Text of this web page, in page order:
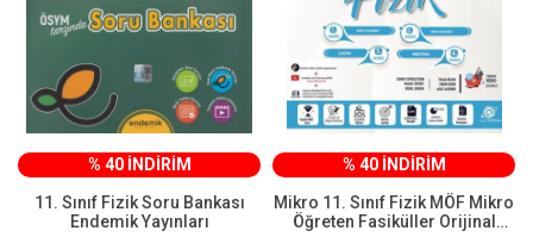
% 40 İNDİRİM
11. Sınıf Fizik Soru Bankası
Endemik Yayınları
% 40 İNDİRİM
Mikro 11. Sınıf Fizik MÖF Mikro
Öğreten Fasiküller Orijinal